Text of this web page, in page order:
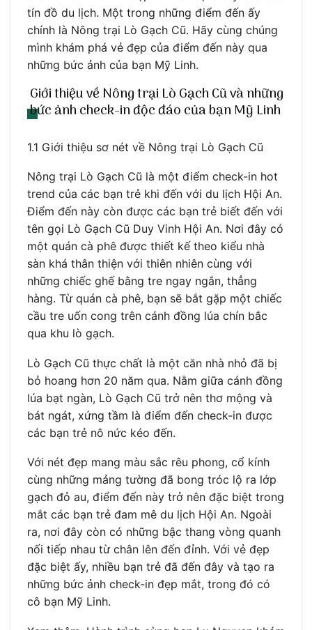
tín đồ du lịch. Một trong những điểm đến ấy
chính là Nông trại Lò Gạch Cũ. Hãy cùng chúng
mình khám phá vẻ đẹp của điểm đến này qua
những bức ảnh của bạn Mỹ Linh.
Giới thiệu về Nông trại Lò Gạch Cũ và những
bức ảnh check-in độc đáo của bạn Mỹ Linh
1.1 Giới thiệu sơ nét về Nông trại Lò Gạch Cũ
Nông trại Lò Gạch Cũ là một điểm check-in hot
trend của các bạn trẻ khi đến với du lịch Hội An.
Điểm đến này còn được các bạn trẻ biết đến với
tên gọi Lò Gạch Cũ Duy Vinh Hội An. Nơi đây có
một quán cà phê được thiết kế theo kiểu nhà
sàn khá thân thiện với thiên nhiên cùng với
những chiếc ghế bằng tre ngay ngắn, thẳng
hàng. Từ quán cà phê, bạn sẽ bắt gặp một chiếc
cầu tre uốn cong trên cánh đồng lúa chín bắc
qua khu lò gạch.
Lò Gạch Cũ thực chất là một căn nhà nhỏ đã bị
bỏ hoang hơn 20 năm qua. Nằm giữa cánh đồng
lúa bạt ngàn, Lò Gạch Cũ trở nên thơ mộng và
bát ngát, xứng tầm là điểm đến check-in được
các bạn trẻ nô nức kéo đến.
Với nét đẹp mang màu sắc rêu phong, cổ kính
cùng những mảng tường đã bong tróc lộ ra lớp
gạch đỏ au, điểm đến này trở nên đặc biệt trong
mắt các bạn trẻ đam mê du lịch Hội An. Ngoài
ra, nơi đây còn có những bậc thang vòng quanh
nối tiếp nhau từ chân lên đến đỉnh. Với vẻ đẹp
đặc biệt ấy, nhiều bạn trẻ đã đến đây và tạo ra
những bức ảnh check-in đẹp mắt, trong đó có
cô bạn Mỹ Linh.